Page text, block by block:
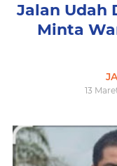
Jalan Udah
Minta
13